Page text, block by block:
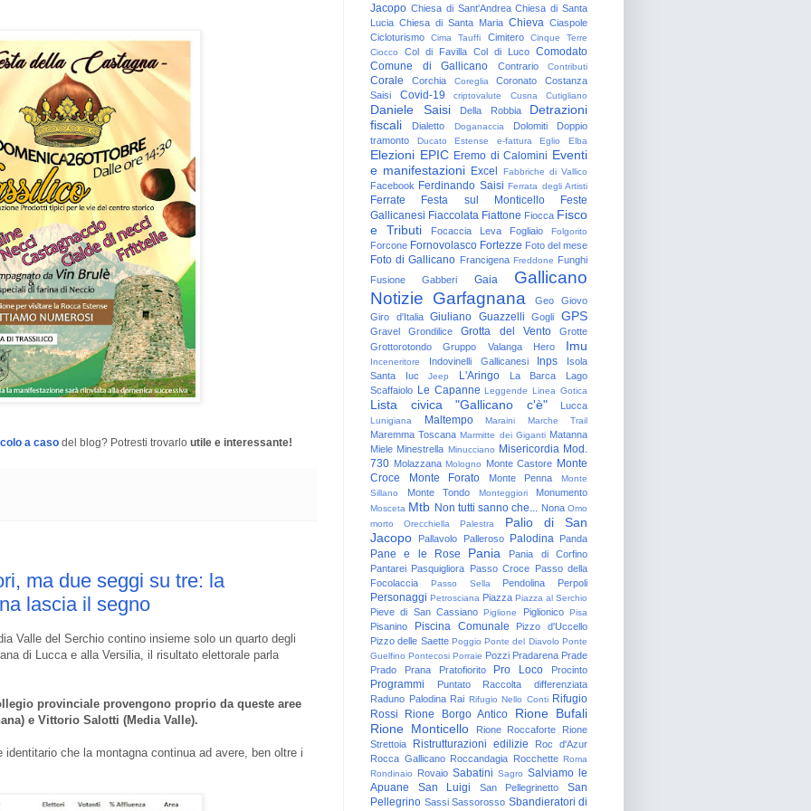
a caso del blog? Potresti trovarlo utile e interessante!
ma due seggi su tre: la
lascia il segno
Valle del Serchio contino insieme solo un quarto degli
di Lucca e alla Versilia, il risultato elettorale parla
provinciale provengono proprio da queste aree
e Vittorio Salotti (Media Valle).
che la montagna continua ad avere, ben oltre i
Jacopo Chiesa di Sant'Andrea Chiesa di Santa
Lucia Chiesa di Santa Maria Chieva Ciaspole
Cicloturismo
Cima Tauffi Cimitero
Cinque Terre
Ciocco
Col di Favilla Col di Luco Comodato
Comune di Gallicano
Contrario Contributi
Corale Corchia Coreglia Coronato
Costanza
Saisi
Covid-19 criptovalute Cusna Cutigliano
Daniele Saisi Della Robbia
Detrazioni
fiscali
Dialetto Doganaccia Dolomiti
Doppio
tramonto
Ducato Estense e-fattura Eglio Elba
Elezioni EPIC Eremo di Calomini Eventi
e manifestazioni Excel Fabbriche di Vallico
Facebook Ferdinando Saisi Ferrata degli Artisti
Ferrate Festa sul Monticello
Feste
Gallicanesi Fiaccolata Fiattone Fiocca Fisco
e Tributi
Focaccia Leva Fogliaio Folgorito
Forcone Fornovolasco Fortezze Foto del mese
Foto di Gallicano Francigena Freddone Funghi
Fusione
Gabberi Gaia
Gallicano
Notizie Garfagnana Geo
Giovo
Giro d'Italia
Giuliano Guazzelli Gogli GPS
Gravel Grondilice Grotta del Vento
Grotte
Grottorotondo
Gruppo Valanga Hero Imu
Inceneritore Indovinelli Gallicanesi Inps
Isola
Santa
Iuc Jeep L'Aringo La Barca
Lago
Scaffaiolo Le Capanne Leggende Linea Gotica
Lista civica "Gallicano c'è" Lucca
Lunigiana Maltempo Maraini Marche Trail
Maremma Toscana Marmitte dei Giganti Matanna
Miele Minestrella Minucciano Misericordia Mod.
730 Molazzana Mologno Monte Castore Monte
Croce
Monte Forato Monte Penna
Monte
Sillano
Monte Tondo Monteggiori Monumento
Mosceta Mtb Non tutti sanno che... Nona Omo
morto
Orecchiella Palestra
Palio di San
Jacopo
Pallavolo Palleroso Palodina Panda
Pane e le Rose Pania
Pania di Corfino
Pantarei Pasquigliora Passo Croce Passo della
Focolaccia
Passo Sella Pendolina Perpoli
Personaggi Petrosciana Piazza Piazza al Serchio
Pieve di San Cassiano Piglione Piglionico Pisa
Pisanino Piscina Comunale
Pizzo d'Uccello
Pizzo delle Saette Poggio Ponte del Diavolo Ponte
Guelfino Pontecosi Porraie Pozzi Pradarena Prade
Prado
Prana Pratofiorito Pro Loco Procinto
Programmi Puntato
Raccolta differenziata
Raduno Palodina Rai Rifugio Nello Conti Rifugio
Rossi
Rione Borgo Antico
Rione Bufali
Rione Monticello
Rione Roccaforte
Rione
Strettoia
Ristrutturazioni edilizie
Roc d'Azur
Rocca Gallicano Roccandagia Rocchette Roma
Rondinaio
Rovaio Sabatini Sagro Salviamo le
Apuane
San Luigi San Pellegrinetto
San
Pellegrino Sassi Sassorosso Sbandieratori di